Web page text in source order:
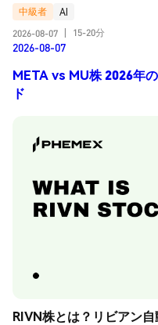
中級者
AI
2026-08-07
15-20分
2026-08-07
META vs MU株 2026年
ド
RIVN株とは？リビアン